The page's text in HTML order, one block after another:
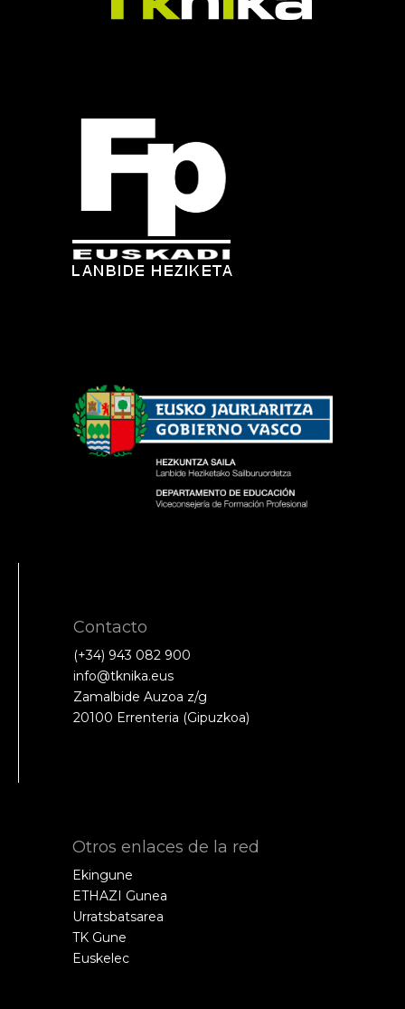
Contacto
(+34) 943 082 900
info@tknika.eus
Zamalbide Auzoa z/g
20100 Errenteria (Gipuzkoa)
Otros enlaces de la red
Ekingune
ETHAZI Gunea
Urratsbatsarea
TK Gune
Euskelec